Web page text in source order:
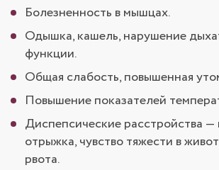
Болезненность в мышцах.
Одышка, кашель, нарушение
функции.
Общая слабость, повышенная
Повышение показателей
Диспепсические расстройства —
отрыжка, чувство тяжести в
рвота.